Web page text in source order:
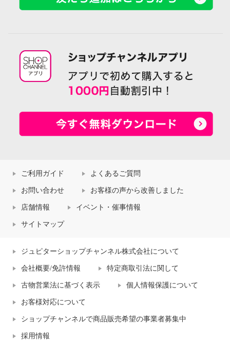
ご利用ガイド よくあるご質問
お問い合わせ お客様の声から改善しました
店舗情報 イベント・催事情報
サイトマップ
ジュピターショップチャンネル株式会社について
会社概要/免許情報 特定商取引法に関して
古物営業法に基づく表示 個人情報保護について
お客様対応について
ショップチャンネルで商品販売希望の事業者募集中
採用情報